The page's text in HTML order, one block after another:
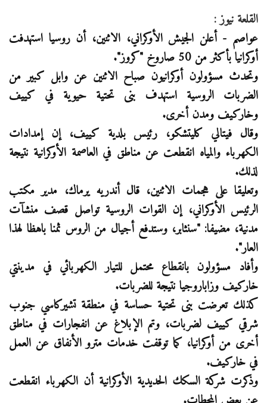
القلعة نيوز :
عواصم - أعلن الجيش الأوكراني، الاثنين، أن روسيا استهدفت
أوكرانيا بأكثر من 50 صاروخ "كروز".
وتحدث مسؤولون أوكرانيون صباح الاثنين عن وابل كبير من
الضربات الروسية استهدف بنى تحتية حيوية في كييف
وخاركيف ومدن أخرى.
وقال فيتالي كليتشكو، رئيس بلدية كييف، إن إمدادات
الكهرباء والمياه انقطعت عن مناطق في العاصمة الأوكرانية نتيجة
لذلك.
وتعليقا على هجمات الاثنين، قال أندريه يرماك، مدير مكتب
الرئيس الأوكراني، إن القوات الروسية تواصل قصف منشآت
مدنية، مضيفا: "سنثابر، وستدفع أجيال من الروس ثمنا باهظا لهذا
العار".
وأفاد مسؤولون بانقطاع محتمل للتيار الكهربائي في مدينتي
خاركيف وزاباروجيا نتيجة للضربات.
كذلك تعرضت بنى تحتية حساسة في منطقة تشيركاسي جنوب
شرقي كييف لضربات، وتم الإبلاغ عن انفجارات في مناطق
أخرى من أوكرانيا، كما توقفت خدمات مترو الأنفاق عن العمل
في خاركيف.
وذكرت شركة السكك الحديدية الأوكرانية أن الكهرباء انقطعت